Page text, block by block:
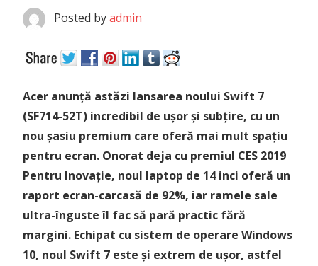
Posted byadmin
Acer anunță astăzi lansarea noului Swift 7
(SF714-52T) incredibil de ușor și subțire, cu un
nou șasiu premium care oferă mai mult spațiu
pentru ecran. Onorat deja cu premiul CES 2019
Pentru Inovație, noul laptop de 14 inci oferă un
raport ecran-carcasă de 92%, iar ramele sale
ultra-înguste îl fac să pară practic fără
margini. Echipat cu sistem de operare Windows
10, noul Swift 7 este și extrem de ușor, astfel